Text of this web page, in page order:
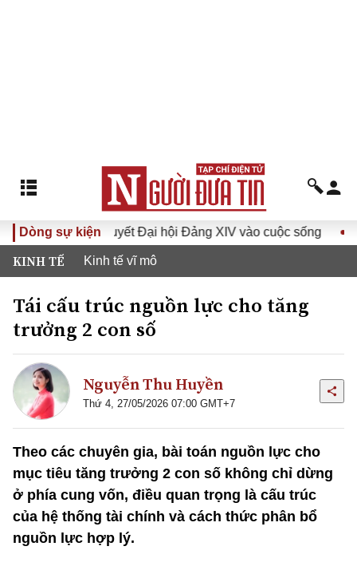
Dòng sự kiện
Nghị quyết Đại hội Đảng XIV vào cuộc sống Hướng tới
KINH TẾ Kinh tế vĩ mô
Tái cấu trúc nguồn lực cho tăng
trưởng 2 con số
Nguyễn Thu Huyền
Thứ 4, 27/05/2026 07:00 GMT+7
Theo các chuyên gia, bài toán nguồn lực cho
mục tiêu tăng trưởng 2 con số không chỉ dừng
ở phía cung vốn, điều quan trọng là cấu trúc
của hệ thống tài chính và cách thức phân bổ
nguồn lực hợp lý.